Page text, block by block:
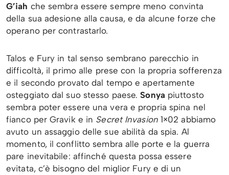
G’iah che sembra essere sempre meno convinta
della sua adesione alla causa, e da alcune forze che
operano per contrastarlo.
Talos e Fury in tal senso sembrano parecchio in
difficoltà, il primo alle prese con la propria sofferenza
e il secondo provato dal tempo e apertamente
osteggiato dal suo stesso paese.Sonya piuttosto
sembra poter essere una vera e propria spina nel
fianco per Gravik e in Secret Invasion 1×02 abbiamo
avuto un assaggio delle sue abilità da spia. Al
momento, il conflitto sembra alle porte e la guerra
pare inevitabile: affinché questa possa essere
evitata, c’è bisogno del miglior Fury e di un